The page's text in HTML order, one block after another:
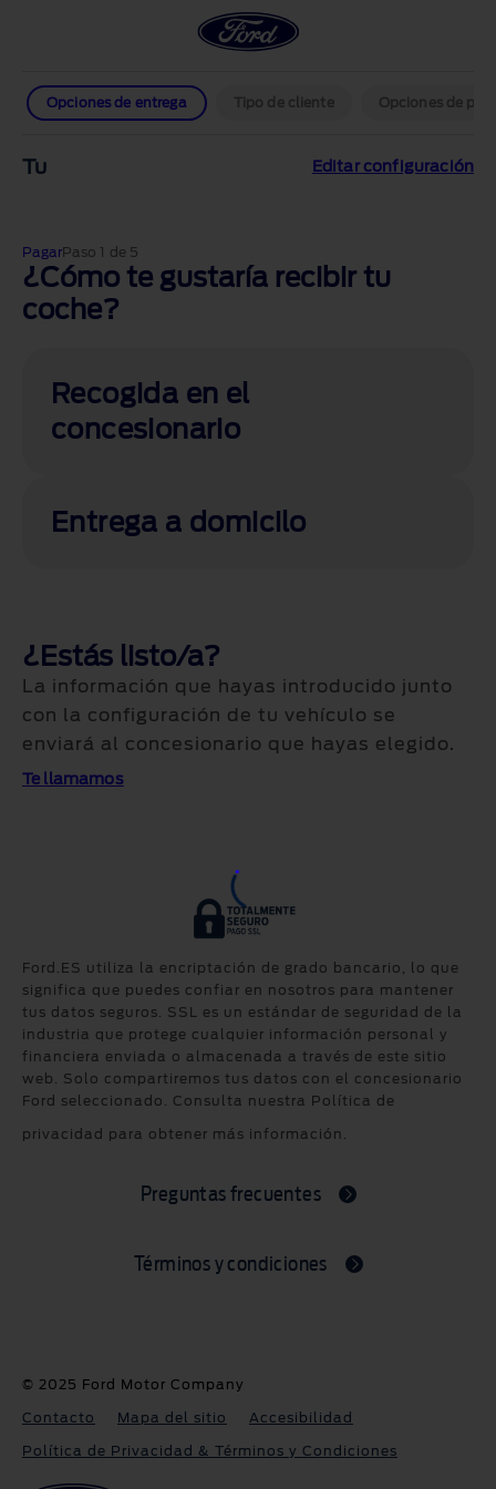
Opciones de entrega Tipo de cliente Opciones de
Tu Editar configuración
PagarPaso 1 de 5
¿Cómo te gustaría recibir tu
coche?
Recogida en el
concesionario
Entrega a domicilo
¿Estás listo/a?
La información que hayas introducido junto
con la configuración de tu vehículo se
enviará al concesionario que hayas elegido.
Te llamamos
Ford.ES utiliza la encriptación de grado bancario, lo que
significa que puedes confiar en nosotros para mantener
tus datos seguros. SSL es un estándar de seguridad de la
industria que protege cualquier información personal y
financiera enviada o almacenada a través de este sitio
web. Solo compartiremos tus datos con el concesionario
Ford seleccionado. Consulta nuestra Política de
privacidad para obtener más información.
Preguntas frecuentes
Términos y condiciones
© 2025 Ford Motor Company
Contacto
Mapa del sitio
Accesibilidad
Política de Privacidad & Términos y Condiciones